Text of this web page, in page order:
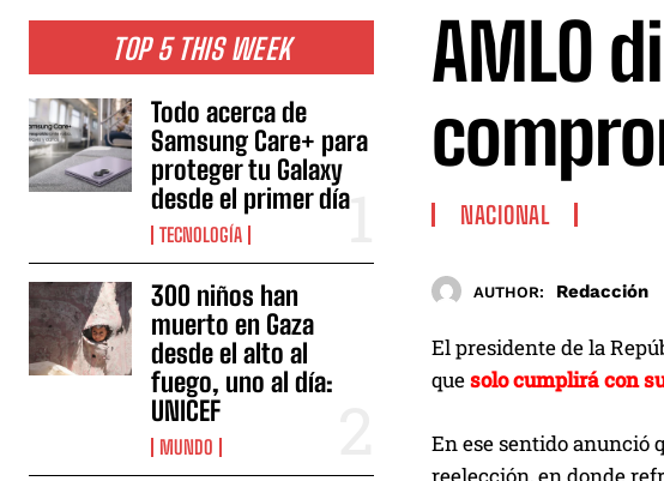
TOP 5 THIS WEEK
Todo acerca de
Samsung Care+ para
proteger tu Galaxy
desde el primer día
TECNOLOGÍA
300 niños han
muerto en Gaza
desde el alto al
fuego, uno al día:
UNICEF
MUNDO
AMLO
NACIONAL
AUTHOR: Redacción
El presidente de la
quesolo cumplirá con
En ese sentido anunció